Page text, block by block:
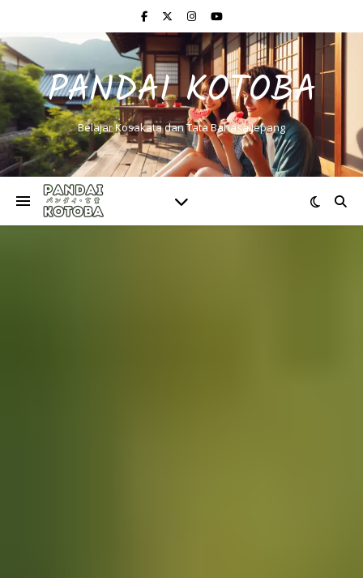
PANDAI KOTOBA
Belajar Kosakata dan Tata Bahasa Jepang